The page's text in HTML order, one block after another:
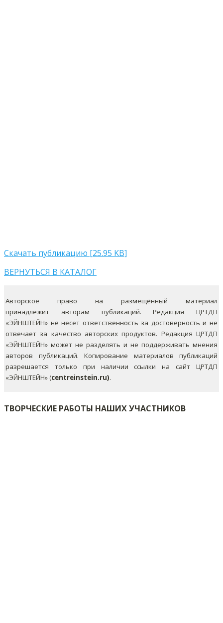
Скачать публикацию [25.95 KB]
ВЕРНУТЬСЯ В КАТАЛОГ
Авторское право на размещённый материал
принадлежит авторам публикаций. Редакция ЦРТДП
«ЭЙНШТЕЙН» не несет ответственность за достоверность и не
отвечает за качество авторских продуктов. Редакция ЦРТДП
«ЭЙНШТЕЙН» может не разделять и не поддерживать мнения
авторов публикаций. Копирование материалов публикаций
разрешается только при наличии ссылки на сайт ЦРТДП
«ЭЙНШТЕЙН» (centreinstein.ru).
ТВОРЧЕСКИЕ РАБОТЫ НАШИХ УЧАСТНИКОВ